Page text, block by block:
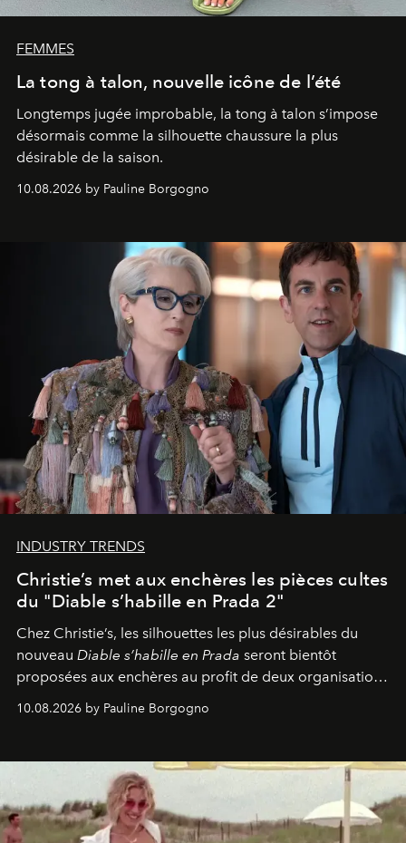
FEMMES
La tong à talon, nouvelle icône de l’été
Longtemps jugée improbable, la tong à talon s’impose
désormais comme la silhouette chaussure la plus
désirable de la saison.
10.08.2026 by Pauline Borgogno
INDUSTRY TRENDS
Christie’s met aux enchères les pièces cultes
du "Diable s’habille en Prada 2"
Chez Christie’s, les silhouettes les plus désirables du
nouveau Diable s’habille en Prada seront bientôt
proposées aux enchères au profit de deux organisations
engagées pour la presse et la mode.
10.08.2026 by Pauline Borgogno